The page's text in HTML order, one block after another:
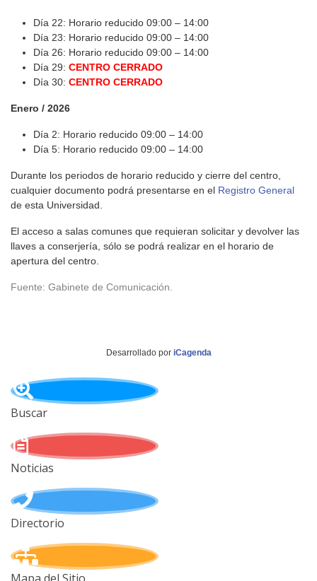
Día 22: Horario reducido 09:00 – 14:00
Día 23: Horario reducido 09:00 – 14:00
Día 26: Horario reducido 09:00 – 14:00
Día 29: CENTRO CERRADO
Día 30: CENTRO CERRADO
Enero / 2026
Día 2: Horario reducido 09:00 – 14:00
Día 5: Horario reducido 09:00 – 14:00
Durante los periodos de horario reducido y cierre del centro,
cualquier documento podrá presentarse en el Registro General
de esta Universidad.
El acceso a salas comunes que requieran solicitar y devolver las
llaves a conserjería, sólo se podrá realizar en el horario de
apertura del centro.
Fuente: Gabinete de Comunicación.
Desarrollado por iCagenda
Buscar
Noticias
Directorio